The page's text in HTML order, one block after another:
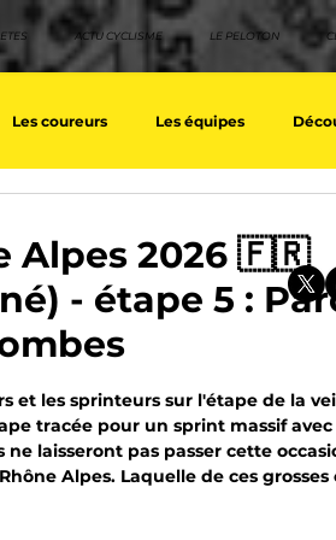
ACTU CYCLISME LE PELOTON
Les coureurs Les équipes
Top 10 pavé Top 10
Quizz EpopeeVF Actu
Alpes 2026 🇫🇷
- étape 5 :
et les sprinteurs sur l'étape de la
tracée pour un sprint massif
laisseront pas passer cette
Alpes. Laquelle de ces grosses